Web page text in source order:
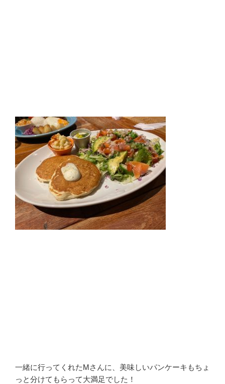
一緒に行ってくれたMさんに、美味しいパンケーキもちょ
っと分けてもらって大満足でした！